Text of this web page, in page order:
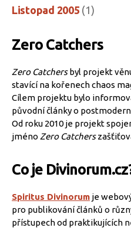
Listopad 2005 (1)
Zero Catchers
Zero Catchersbyl projekt
stavící na kořenech chaos
Cílem projektu bylo
původní články o
Od roku 2010 je projekt
jméno Zero Catchers
Co je
Spiritus Divinorum je
pro publikování článků o
přístupech od praktikujících